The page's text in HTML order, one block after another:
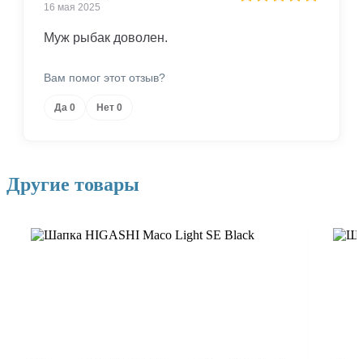
16 мая 2025
Муж рыбак доволен.
Вам помог этот отзыв?
Да 0 Нет 0
Другие товары